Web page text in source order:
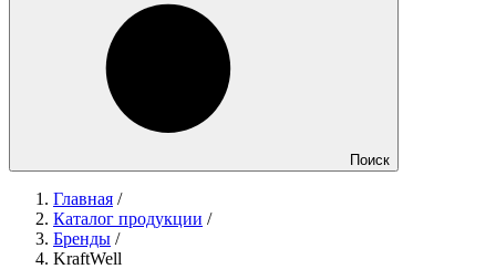
Поиск
Главная /
Каталог продукции /
Бренды /
KraftWell